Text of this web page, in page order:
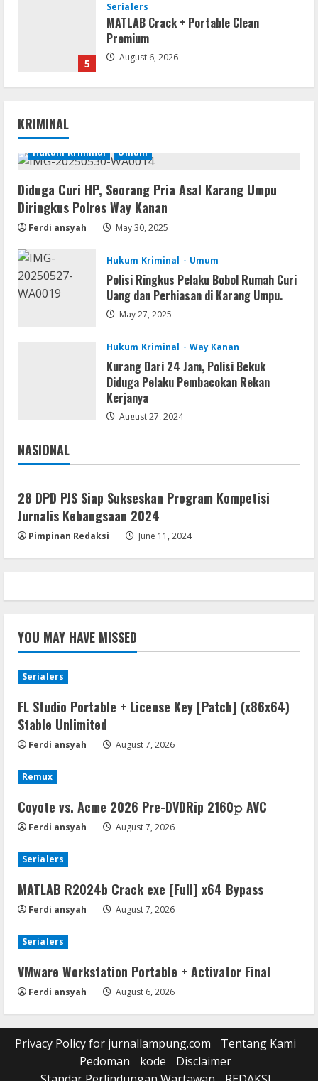
5
Serialers
MATLAB Crack + Portable Clean
Premium
August 6, 2026
1
Remux
Coyote vs. Acme 2026 Pre-DVDRip
2160𝚙 AVC
Serialers
MATLAB R2024b Crack exe [Full] x64
Bypass
Serialers
VMware Workstation Portable +
Activator Final
5
Serialers
Premium
August 6, 2026
KRIMINAL
Hukum Kriminal Umum
Diduga Curi HP, Seorang Pria Asal Karang Umpu
Diringkus Polres Way Kanan
Ferdi ansyah May 30, 2025
Hukum Kriminal Umum
Polisi Ringkus Pelaku Bobol Rumah Curi
Uang dan Perhiasan di Karang Umpu.
May 27, 2025
Hukum Kriminal Way Kanan
Kurang Dari 24 Jam, Polisi Bekuk
Diduga Pelaku Pembacokan Rekan
Kerjanya
August 27, 2024
NASIONAL
Jakarta
28 DPD PJS Siap Sukseskan Program Kompetisi
Jurnalis Kebangsaan 2024
Pimpinan Redaksi June 11, 2024
YOU MAY HAVE MISSED
Serialers
FL Studio Portable + License Key [Patch] (x86x64)
Stable Unlimited
Ferdi ansyah August 7, 2026
Remux
Coyote vs. Acme 2026 Pre-DVDRip 2160𝚙 AVC
Ferdi ansyah August 7, 2026
Serialers
MATLAB R2024b Crack exe [Full] x64 Bypass
Ferdi ansyah August 7, 2026
Serialers
VMware Workstation Portable + Activator Final
Ferdi ansyah August 6, 2026
Privacy Policy for jurnallampung.com
Tentang Kami
Pedoman
kode
Disclaimer